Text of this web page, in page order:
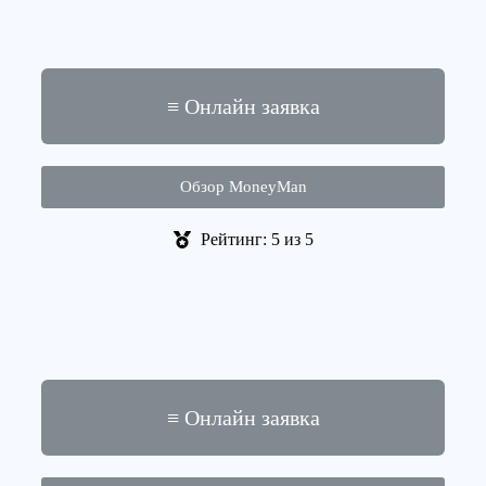
≡ Онлайн заявка
Обзор MoneyMan
Рейтинг: 5 из 5
≡ Онлайн заявка